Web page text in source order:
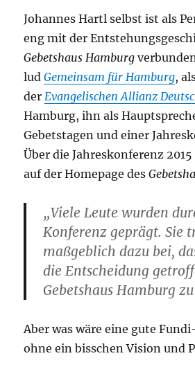
Johannes Hartl selbst ist als
eng mit der
Gebetshaus Hamburg
ludGemeinsam für Hamburg,
derEvangelischen Allianz
Hamburg, ihn als
Gebetstagen und einer
Über die Jahreskonferenz
auf der Homepage des
„Viele Leute wurden
Konferenz geprägt. Sie
maßgeblich dazu bei,
die Entscheidung
Gebetshaus Hamburg
Aber was wäre eine gute
ohne ein bisschen Vision und